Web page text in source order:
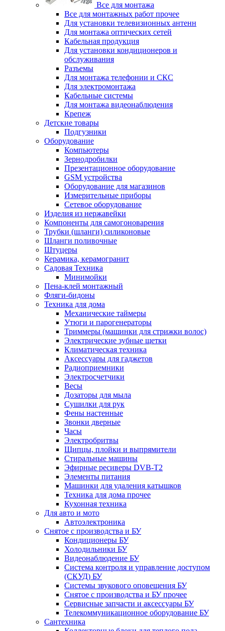
Все для монтажа
Все для монтажных работ прочее
Для установки телевизионных антенн
Для монтажа оптических сетей
Кабельная продукция
Для установки кондиционеров и
обслуживания
Разъемы
Для монтажа телефонии и СКС
Для электромонтажа
Кабельные системы
Для монтажа видеонаблюдения
Крепеж
Детские товары
Подгузники
Оборудование
Компьютеры
Зернодробилки
Презентационное оборудование
GSM устройства
Оборудование для магазинов
Измерительные приборы
Сетевое оборудование
Изделия из нержавейки
Компоненты для самогоноварения
Трубки (шланги) силиконовые
Шланги поливочные
Штуцеры
Керамика, керамогранит
Садовая Техника
Минимойки
Пена-клей монтажный
Фляги-бидоны
Техника для дома
Механические таймеры
Утюги и парогенераторы
Триммеры (машинки для стрижки волос)
Электрические зубные щетки
Климатическая техника
Аксессуары для гаджетов
Радиоприемники
Электросчетчики
Весы
Дозаторы для мыла
Сушилки для рук
Фены настенные
Звонки дверные
Часы
Электробритвы
Щипцы, плойки и выпрямители
Стиральные машины
Эфирные ресиверы DVB-T2
Элементы питания
Машинки для удаления катышков
Техника для дома прочее
Кухонная техника
Для авто и мото
Автоэлектроника
Снятое с производства и БУ
Кондиционеры БУ
Холодильники БУ
Видеонаблюдение БУ
Система контроля и управление доступом
(СКУД) БУ
Системы звукового оповещения БУ
Снятое с производства и БУ прочее
Сервисные запчасти и аксессуары БУ
Телекоммуникационное оборудование БУ
Сантехника